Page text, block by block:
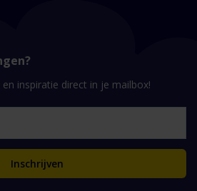
inspiratie direct in je mailbox!
Inschrijven